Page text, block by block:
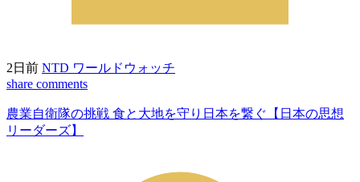
2日前 NTD ワールドウォッチ
share comments
農業自衛隊の挑戦 食と大地を守り日本を繋ぐ【日本の思想
リーダーズ】